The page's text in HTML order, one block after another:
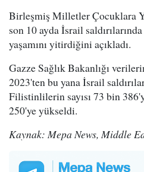
Birleşmiş Milletler Çocuklara
son 10 ayda İsrail
yaşamını yitirdiğini açıkladı.
Gazze Sağlık Bakanlığı
2023'ten bu yana İsrail
Filistinlilerin sayısı 73 bin
250'ye yükseldi.
Kaynak: Mepa News, Middle